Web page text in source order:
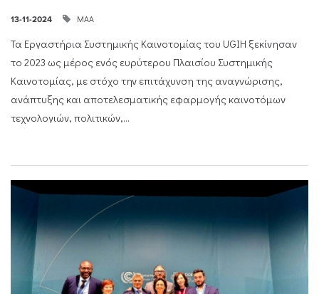
13-11-2024 ΜΑΑ
Τα Εργαστήρια Συστημικής Καινοτομίας του UGIH ξεκίνησαν
το 2023 ως μέρος ενός ευρύτερου Πλαισίου Συστημικής
Καινοτομίας, με στόχο την επιτάχυνση της αναγνώρισης,
ανάπτυξης και αποτελεσματικής εφαρμογής καινοτόμων
τεχνολογιών, πολιτικών,...